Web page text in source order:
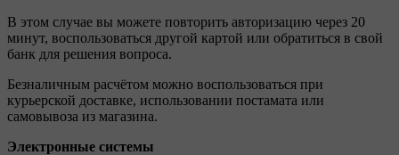
В этом случае вы можете повторить авторизацию через 20
минут, воспользоваться другой картой или обратиться в свой
банк для решения вопроса.
Безналичным расчётом можно воспользоваться при
курьерской доставке, использовании постамата или
самовывоза из магазина.
Электронные системы